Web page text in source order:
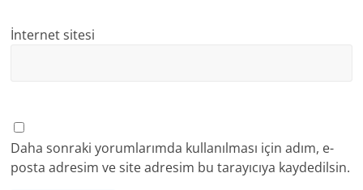
İnternet sitesi
Daha sonraki yorumlarımda kullanılması için adım, e-
posta adresim ve site adresim bu tarayıcıya kaydedilsin.